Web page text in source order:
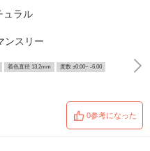
ュラル
ンスリー
着色直径 13.2mm 度数 ±0.00~ -6.00
0参考になった